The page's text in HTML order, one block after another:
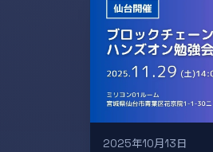
2025年10月13日